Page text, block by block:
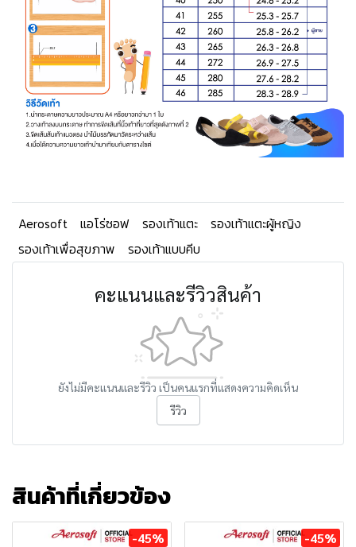
Aerosoft แอโร่ซอฟ รองเท้าแตะ
รองเท้าแตะผู้หญิง
รองเท้าเพื่อสุขภาพ
รองเท้าแบบคีบ
คะแนนและรีวิวสินค้า
ยังไม่มีคะแนนและรีวิว เป็นคนแรกที่แสดงความคิดเห็น
รีวิว
สินค้าที่เกี่ยวข้อง
-45% -45%